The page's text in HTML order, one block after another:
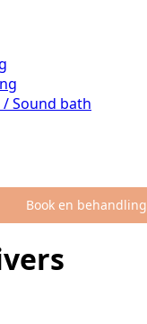
Sound bath
Book en behandling